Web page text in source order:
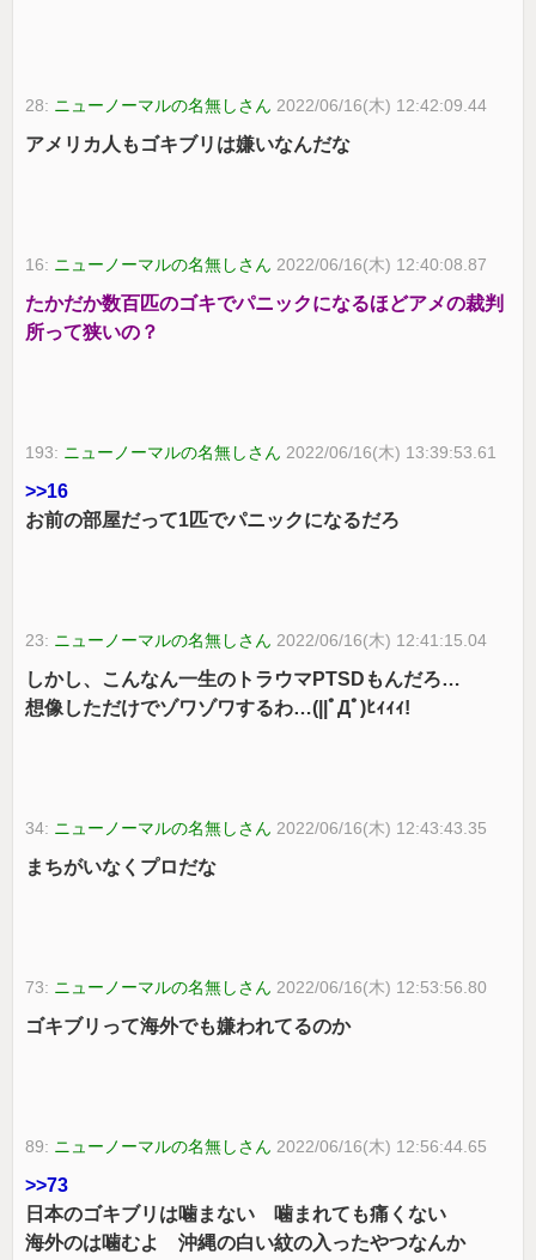
28: ニューノーマルの名無しさん 2022/06/16(木) 12:42:09.44
アメリカ人もゴキブリは嫌いなんだな
16: ニューノーマルの名無しさん 2022/06/16(木) 12:40:08.87
たかだか数百匹のゴキでパニックになるほどアメの裁判
所って狭いの？
193: ニューノーマルの名無しさん 2022/06/16(木) 13:39:53.61
>>16
お前の部屋だって1匹でパニックになるだろ
23: ニューノーマルの名無しさん 2022/06/16(木) 12:41:15.04
しかし、こんなん一生のトラウマPTSDもんだろ…
想像しただけでゾワゾワするわ…(||ﾟДﾟ)ﾋｨｨｨ!
34: ニューノーマルの名無しさん 2022/06/16(木) 12:43:43.35
まちがいなくプロだな
73: ニューノーマルの名無しさん 2022/06/16(木) 12:53:56.80
ゴキブリって海外でも嫌われてるのか
89: ニューノーマルの名無しさん 2022/06/16(木) 12:56:44.65
>>73
日本のゴキブリは噛まない 噛まれても痛くない
海外のは噛むよ 沖縄の白い紋の入ったやつなんか